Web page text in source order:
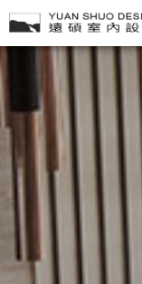
PORTFOLIO
PRESS
PROCESS
LINK